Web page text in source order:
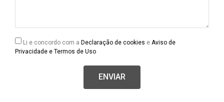
Li e concordo com a Declaração de cookies e Aviso de
Privacidade e Termos de Uso
ENVIAR